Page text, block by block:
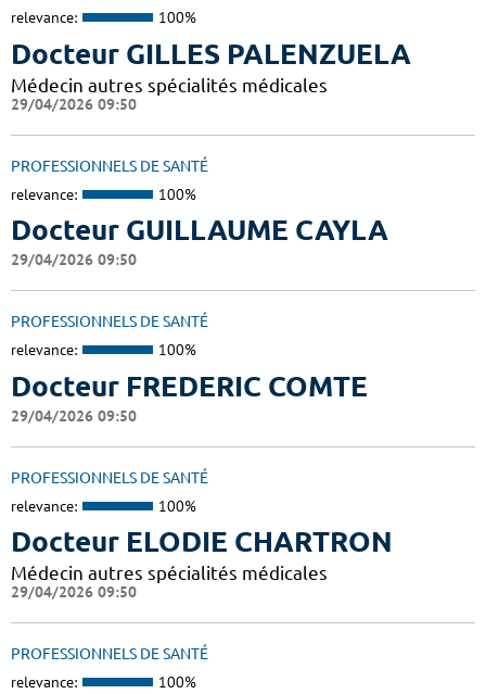
relevance: 100%
Docteur GILLES PALENZUELA
Médecin autres spécialités médicales
29/04/2026 09:50
PROFESSIONNELS DE SANTÉ
relevance: 100%
Docteur GUILLAUME CAYLA
29/04/2026 09:50
PROFESSIONNELS DE SANTÉ
relevance: 100%
Docteur FREDERIC COMTE
29/04/2026 09:50
PROFESSIONNELS DE SANTÉ
relevance: 100%
Docteur ELODIE CHARTRON
Médecin autres spécialités médicales
29/04/2026 09:50
PROFESSIONNELS DE SANTÉ
relevance: 100%